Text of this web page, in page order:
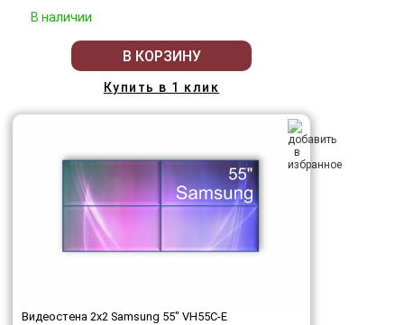
В наличии
В КОРЗИНУ
Купить в 1 клик
Видеостена 2x2 Samsung 55" VH55C-E